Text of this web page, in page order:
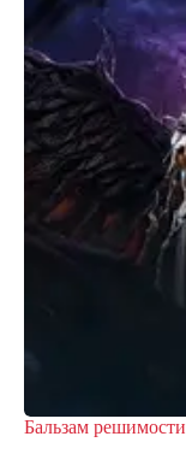
Бальзам решимости